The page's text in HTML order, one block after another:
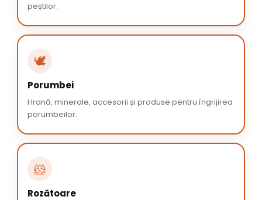
peștilor.
🕊️
Porumbei
Hrană, minerale, accesorii și produse pentru îngrijirea
porumbeilor.
🐹
Rozătoare